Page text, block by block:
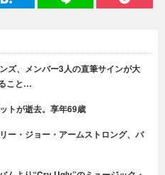
ズ、メンバー3人の直筆サインが大
こと…
トが逝去。享年69歳
ー・ジョー・アームストロング、バ